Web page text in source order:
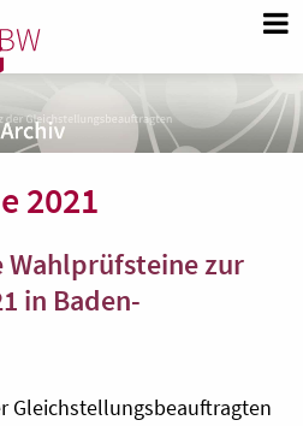
2021
zur
in Baden-
Gleichstellungsbeauftragten